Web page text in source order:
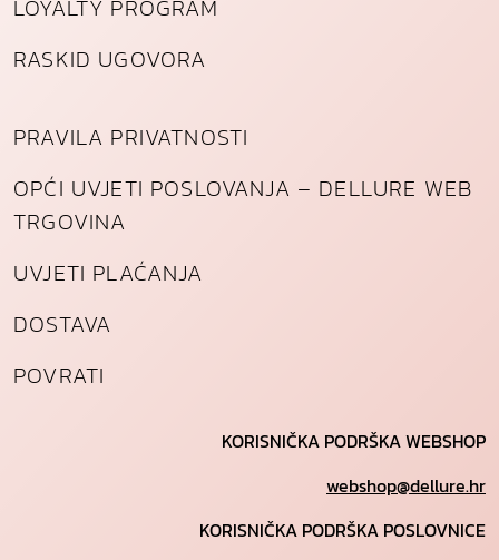
LOYALTY PROGRAM
RASKID UGOVORA
PRAVILA PRIVATNOSTI
OPĆI UVJETI POSLOVANJA – DELLURE WEB
TRGOVINA
UVJETI PLAĆANJA
DOSTAVA
POVRATI
KORISNIČKA PODRŠKA WEBSHOP
webshop@dellure.hr
KORISNIČKA PODRŠKA POSLOVNICE